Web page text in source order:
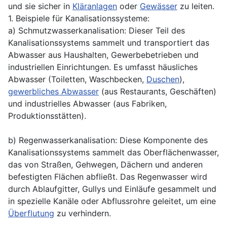
und sie sicher in Kläranlagen oder Gewässer zu leiten.
1. Beispiele für Kanalisationssysteme:
a) Schmutzwasserkanalisation: Dieser Teil des
Kanalisationssystems sammelt und transportiert das
Abwasser aus Haushalten, Gewerbebetrieben und
industriellen Einrichtungen. Es umfasst häusliches
Abwasser (Toiletten, Waschbecken, Duschen),
gewerbliches Abwasser (aus Restaurants, Geschäften)
und industrielles Abwasser (aus Fabriken,
Produktionsstätten).
b) Regenwasserkanalisation: Diese Komponente des
Kanalisationssystems sammelt das Oberflächenwasser,
das von Straßen, Gehwegen, Dächern und anderen
befestigten Flächen abfließt. Das Regenwasser wird
durch Ablaufgitter, Gullys und Einläufe gesammelt und
in spezielle Kanäle oder Abflussrohre geleitet, um eine
Überflutung zu verhindern.